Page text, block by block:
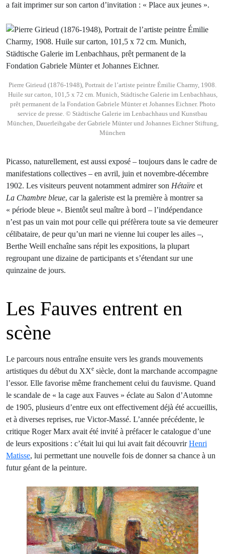
a fait imprimer sur son carton d’invitation : « Place aux jeunes ».
Pierre Girieud (1876-1948), Portrait de l’artiste peintre Émilie Charmy, 1908.
Huile sur carton, 101,5 x 72 cm. Munich, Städtische Galerie im Lenbachhaus,
prêt permanent de la Fondation Gabriele Münter et Johannes Eichner. Photo
service de presse. © Städtische Galerie im Lenbachhaus und Kunstbau
München, Dauerleihgabe der Gabriele Münter und Johannes Eichner Stiftung,
München
Picasso, naturellement, est aussi exposé – toujours dans le cadre de
manifestations collectives – en avril, juin et novembre-décembre
1902. Les visiteurs peuvent notamment admirer son Hétaïre et
La Chambre bleue, car la galeriste est la première à montrer sa
« période bleue ». Bientôt seul maître à bord – l’indépendance
n’est pas un vain mot pour celle qui préfèrera toute sa vie demeurer
célibataire, de peur qu’un mari ne vienne lui couper les ailes –,
Berthe Weill enchaîne sans répit les expositions, la plupart
regroupant une dizaine de participants et s’étendant sur une
quinzaine de jours.
Les Fauves entrent en
scène
Le parcours nous entraîne ensuite vers les grands mouvements
artistiques du début du XXe siècle, dont la marchande accompagne
l’essor. Elle favorise même franchement celui du fauvisme. Quand
le scandale de « la cage aux Fauves » éclate au Salon d’Automne
de 1905, plusieurs d’entre eux ont effectivement déjà été accueillis,
et à diverses reprises, rue Victor-Massé. L’année précédente, le
critique Roger Marx avait été invité à préfacer le catalogue d’une
de leurs expositions : c’était lui qui lui avait fait découvrirHenri
Matisse, lui permettant une nouvelle fois de donner sa chance à un
futur géant de la peinture.